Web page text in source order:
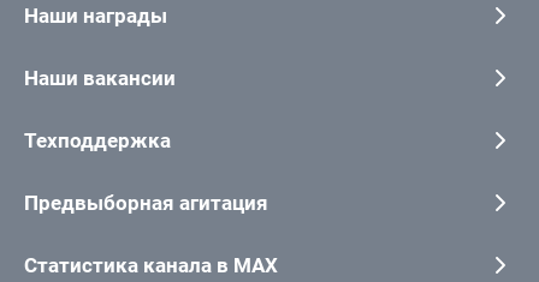
Наши награды
Наши вакансии
Техподдержка
Предвыборная агитация
Статистика канала в MAX